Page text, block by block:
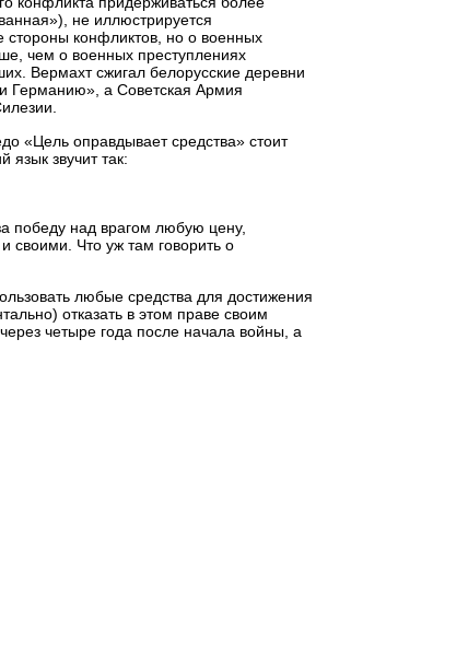
не иллюстрируется
конфликтов, но о военных
чем о военных преступлениях
Вермахт сжигал белорусские деревни
Германию», а Советская Армия
«Цель оправдывает средства» стоит
язык звучит так:
победу над врагом любую цену,
своими. Что уж там говорить о
любые средства для достижения
отказать в этом праве своим
четыре года после начала войны, а